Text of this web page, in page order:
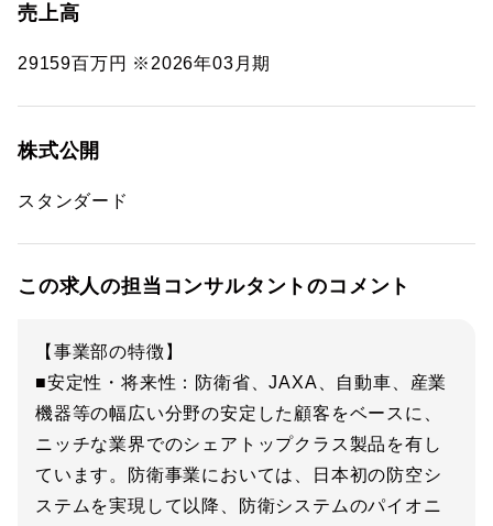
売上高
29159百万円 ※2026年03月期
株式公開
スタンダード
この求人の担当コンサルタントのコメント
【事業部の特徴】
■安定性・将来性：防衛省、JAXA、自動車、産業
機器等の幅広い分野の安定した顧客をベースに、
ニッチな業界でのシェアトップクラス製品を有し
ています。防衛事業においては、日本初の防空シ
ステムを実現して以降、防衛システムのパイオニ